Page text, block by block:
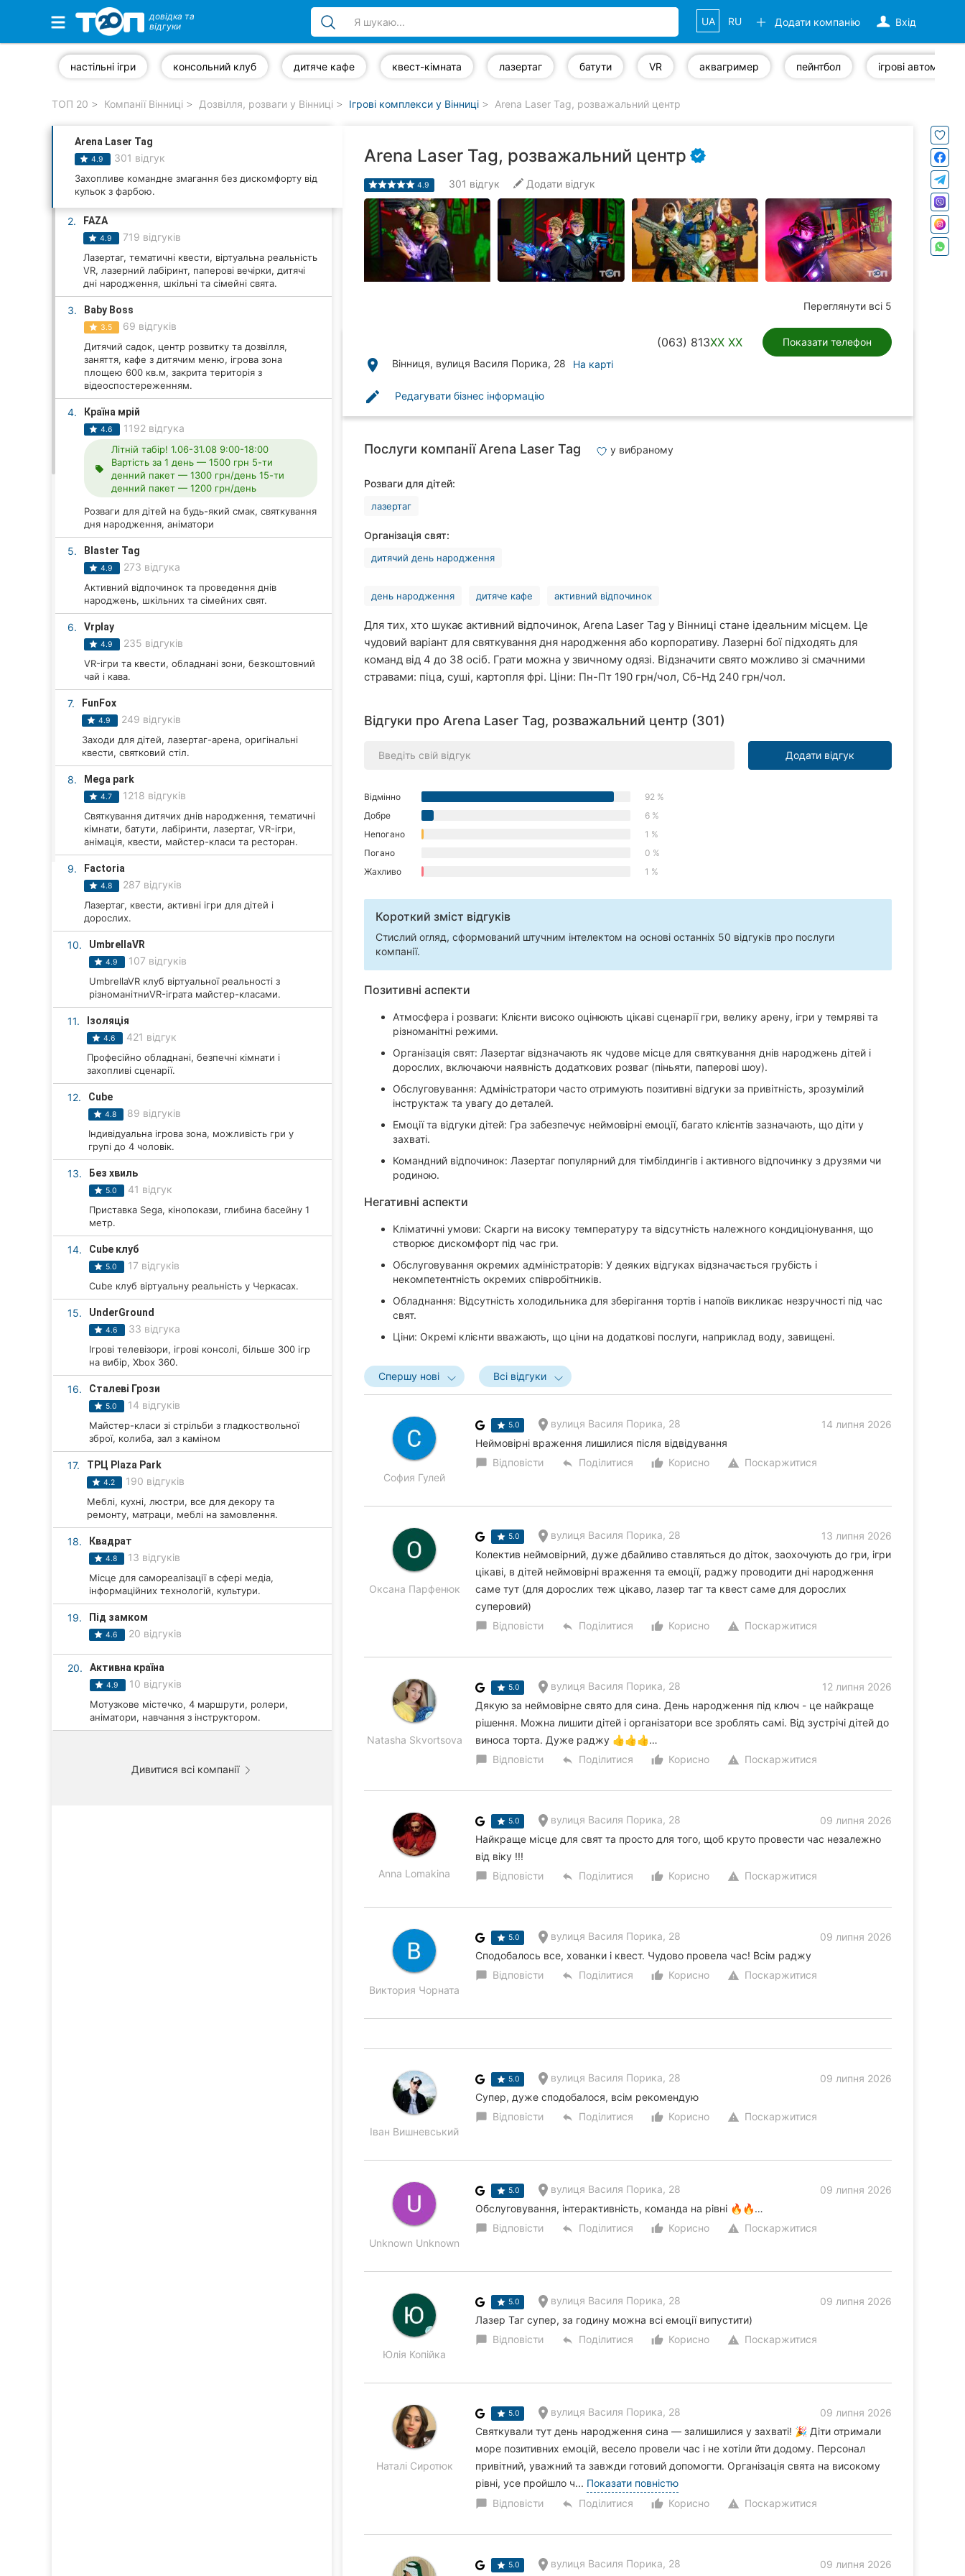
Обрані компанії
Стоматології
Ветеринарні клініки
Приватні клініки
Всі рубрики
Вінниця
Хмельницький
Кропивницький
Кривий Ріг
Полтава
Івано-Франківськ
довідка та
відгуки
Вхід
Додати компанію
UA RU
настільні ігри консольний клуб дитяче кафе квест-кімната лазертаг батути VR аквагример пейнтбол ігрові автомати
ТОП 20 Компанії Вінниці Дозвілля, розваги у Вінниці Ігрові комплекси у Вінниці Arena Laser Tag, розважальний центр
Arena Laser Tag
4.9 301 відгук
Захопливе командне змагання без дискомфорту від
кульок з фарбою.
2. FAZA
4.9 719 відгуків
Лазертаг, тематичні квести, віртуальна реальність
VR, лазерний лабіринт, паперові вечірки, дитячі
дні народження, шкільні та сімейні свята.
3. Baby Boss
3.5 69 відгуків
Дитячий садок, центр розвитку та дозвілля,
заняття, кафе з дитячим меню, ігрова зона
площею 600 кв.м, закрита територія з
відеоспостереженням.
4. Країна мрій
4.6 1192 відгука
local_offer
Літній табір! 1.06-31.08 9:00-18:00
Вартість за 1 день — 1500 грн 5-ти
денний пакет — 1300 грн/день 15-ти
денний пакет — 1200 грн/день
Розваги для дітей на будь-який смак, святкування
дня народження, аніматори
5. Blaster Tag
4.9 273 відгука
Активний відпочинок та проведення днів
народжень, шкільних та сімейних свят.
6. Vrplay
4.9 235 відгуків
VR-ігри та квести, обладнані зони, безкоштовний
чай і кава.
7. FunFox
4.9 249 відгуків
Заходи для дітей, лазертаг-арена, оригінальні
квести, святковий стіл.
8. Mega park
4.7 1218 відгуків
Святкування дитячих днів народження, тематичні
кімнати, батути, лабіринти, лазертаг, VR-ігри,
анімація, квести, майстер-класи та ресторан.
9. Factoria
4.8 287 відгуків
Лазертаг, квести, активні ігри для дітей і
дорослих.
10. UmbrellaVR
4.9 107 відгуків
UmbrellaVR клуб віртуальної реальності з
різноманітниVR-іграта майстер-класами.
11. Ізоляція
4.6 421 відгук
Професійно обладнані, безпечні кімнати і
захопливі сценарії.
12. Cube
4.8 89 відгуків
Індивідуальна ігрова зона, можливість гри у
групі до 4 чоловік.
13. Без хвиль
5.0 41 відгук
Приставка Sega, кінопокази, глибина басейну 1
метр.
14. Cube клуб
5.0 17 відгуків
Cube клуб віртуальну реальність у Черкасах.
15. UnderGround
4.6 33 відгука
Ігрові телевізори, ігрові консолі, більше 300 ігр
на вибір, Xbox 360.
16. Сталеві Грози
5.0 14 відгуків
Майстер-класи зі стрільби з гладкоствольної
зброї, колиба, зал з каміном
17. ТРЦ Plaza Park
4.2 190 відгуків
Меблі, кухні, люстри, все для декору та
ремонту, матраци, меблі на замовлення.
18. Квадрат
4.8 13 відгуків
Місце для самореалізації в сфері медіа,
інформаційних технологій, культури.
19. Під замком
4.6 20 відгуків
20. Активна країна
4.9 10 відгуків
Мотузкове містечко, 4 маршрути, ролери,
аніматори, навчання з інструктором.
Дивитися всі компанії
Arena Laser Tag, розважальний центр
4.9 301 відгук Додати відгук
Переглянути всі 5
(063) 813XX XX Показати телефон
place Вінниця, вулиця Василя Порика, 28 На карті
edit Редагувати бізнес інформацію
Послуги компанії Arena Laser Tag у вибраному
Розваги для дітей:
лазертаг
Організація свят:
дитячий день народження
день народження дитяче кафе активний відпочинок
Для тих, хто шукає активний відпочинок, Arena Laser Tag у Вінниці стане ідеальним місцем. Це
чудовий варіант для святкування дня народження або корпоративу. Лазерні бої підходять для
команд від 4 до 38 осіб. Грати можна у звичному одязі. Відзначити свято можливо зі смачними
стравами: піца, суші, картопля фрі. Ціни: Пн-Пт 190 грн/чол, Сб-Нд 240 грн/чол.
Відгуки про Arena Laser Tag, розважальний центр (301)
Додати відгук
Відмінно
92 %
Добре
6 %
Непогано
1 %
Погано
0 %
Жахливо
1 %
Короткий зміст відгуків
Стислий огляд, сформований штучним інтелектом на основі останніх 50 відгуків про послуги
компанії.
Позитивні аспекти
Атмосфера і розваги: Клієнти високо оцінюють цікаві сценарії гри, велику арену, ігри у темряві та
різноманітні режими.
Організація свят: Лазертаг відзначають як чудове місце для святкування днів народжень дітей і
дорослих, включаючи наявність додаткових розваг (піньяти, паперові шоу).
Обслуговування: Адміністратори часто отримують позитивні відгуки за привітність, зрозумілий
інструктаж та увагу до деталей.
Емоції та відгуки дітей: Гра забезпечує неймовірні емоції, багато клієнтів зазначають, що діти у
захваті.
Командний відпочинок: Лазертаг популярний для тімбілдингів і активного відпочинку з друзями чи
родиною.
Негативні аспекти
Кліматичні умови: Скарги на високу температуру та відсутність належного кондиціонування, що
створює дискомфорт під час гри.
Обслуговування окремих адміністраторів: У деяких відгуках відзначається грубість і
некомпетентність окремих співробітників.
Обладнання: Відсутність холодильника для зберігання тортів і напоїв викликає незручності під час
свят.
Ціни: Окремі клієнти вважають, що ціни на додаткові послуги, наприклад воду, завищені.
Спершу нові Всі відгуки
София Гулей
5.0 вулиця Василя Порика, 28
14 липня 2026
Неймовірні враження лишилися після відвідування
chat_bubble Відповісти reply Поділитися thumb_up_alt
Корисно warning Поскаржитися
Оксана Парфенюк
5.0 вулиця Василя Порика, 28
13 липня 2026
Колектив неймовірний, дуже дбайливо ставляться до діток, заохочують до гри, ігри
цікаві, в дітей неймовірні враження та емоції, раджу проводити дні народження
саме тут (для дорослих теж цікаво, лазер таг та квест саме для дорослих
суперовий)
chat_bubble Відповісти reply Поділитися thumb_up_alt
Корисно warning Поскаржитися
Natasha Skvortsova
5.0 вулиця Василя Порика, 28
12 липня 2026
Дякую за неймовірне свято для сина. День народження під ключ - це найкраще
рішення. Можна лишити дітей і організатори все зроблять самі. Від зустрічі дітей до
виноса торта. Дуже раджу 👍👍👍…
chat_bubble Відповісти reply Поділитися thumb_up_alt
Корисно warning Поскаржитися
Anna Lomakina
5.0 вулиця Василя Порика, 28
09 липня 2026
Найкраще місце для свят та просто для того, щоб круто провести час незалежно
від віку !!!
chat_bubble Відповісти reply Поділитися thumb_up_alt
Корисно warning Поскаржитися
Виктория Чорната
5.0 вулиця Василя Порика, 28
09 липня 2026
Сподобалось все, хованки і квест. Чудово провела час! Всім раджу
chat_bubble Відповісти reply Поділитися thumb_up_alt
Корисно warning Поскаржитися
Іван Вишневський
5.0 вулиця Василя Порика, 28
09 липня 2026
Супер, дуже сподобалося, всім рекомендую
chat_bubble Відповісти reply Поділитися thumb_up_alt
Корисно warning Поскаржитися
Unknown Unknown
5.0 вулиця Василя Порика, 28
09 липня 2026
Обслуговування, інтерактивність, команда на рівні 🔥🔥…
chat_bubble Відповісти reply Поділитися thumb_up_alt
Корисно warning Поскаржитися
Юлія Копійка
5.0 вулиця Василя Порика, 28
09 липня 2026
Лазер Таг супер, за годину можна всі емоції випустити)
chat_bubble Відповісти reply Поділитися thumb_up_alt
Корисно warning Поскаржитися
Наталі Сиротюк
5.0 вулиця Василя Порика, 28
09 липня 2026
Святкували тут день народження сина — залишилися у захваті! 🎉 Діти отримали
море позитивних емоцій, весело провели час і не хотіли йти додому. Персонал
привітний, уважний та завжди готовий допомогти. Організація свята на високому
рівні, усе пройшло ч... Показати повністю
chat_bubble Відповісти reply Поділитися thumb_up_alt
Корисно warning Поскаржитися
5.0 вулиця Василя Порика, 28 09 липня 2026